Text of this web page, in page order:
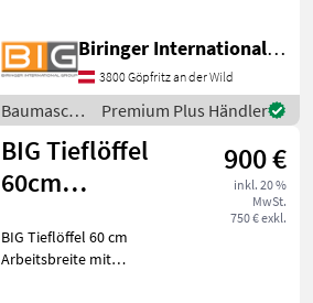
Schnellwechsleraufnahme
Keilverriegelung hinten
Abmessungen der
Aufnahme:
Bolzendurchmesser: 45 mm
Biringer International GmbH
3800 Göpfritz an der Wild
Baumaschinen
/ BIG
Premium Plus Händler
BIG Tieflöffel
60cm
900 €
inkl. 20 %
MwSt.
750 € exkl.
BIG Tieflöffel 60 cm
Arbeitsbreite mit